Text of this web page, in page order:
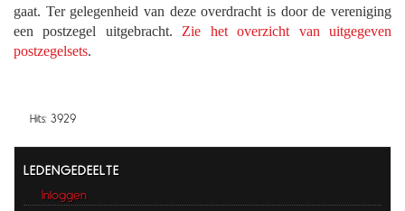
gaat. Ter gelegenheid van deze overdracht is door de vereniging
een postzegel uitgebracht. Zie het overzicht van uitgegeven
postzegelsets.
Hits: 3929
LEDENGEDEELTE
Inloggen